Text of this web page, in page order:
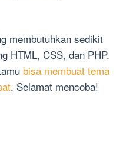
membutuhkan sedikit
HTML, CSS, dan PHP.
bisa membuat tema
. Selamat mencoba!